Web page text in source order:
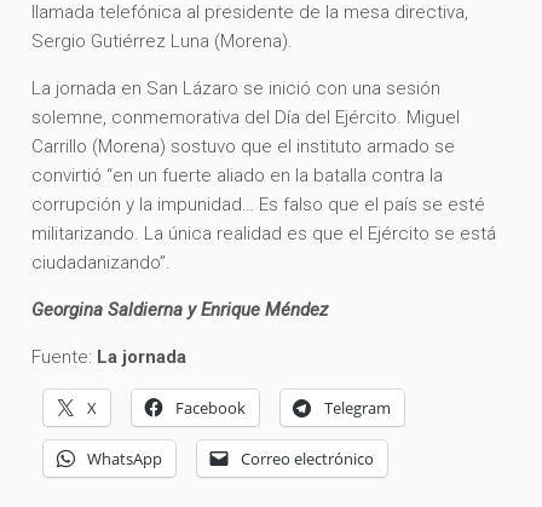
llamada telefónica al presidente de la mesa directiva,
Sergio Gutiérrez Luna (Morena).
La jornada en San Lázaro se inició con una sesión
solemne, conmemorativa del Día del Ejército. Miguel
Carrillo (Morena) sostuvo que el instituto armado se
convirtió “en un fuerte aliado en la batalla contra la
corrupción y la impunidad… Es falso que el país se esté
militarizando. La única realidad es que el Ejército se está
ciudadanizando”.
Georgina Saldierna y Enrique Méndez
Fuente: La jornada
X Facebook Telegram
WhatsApp Correo electrónico